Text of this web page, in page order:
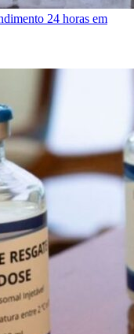
24 horas em